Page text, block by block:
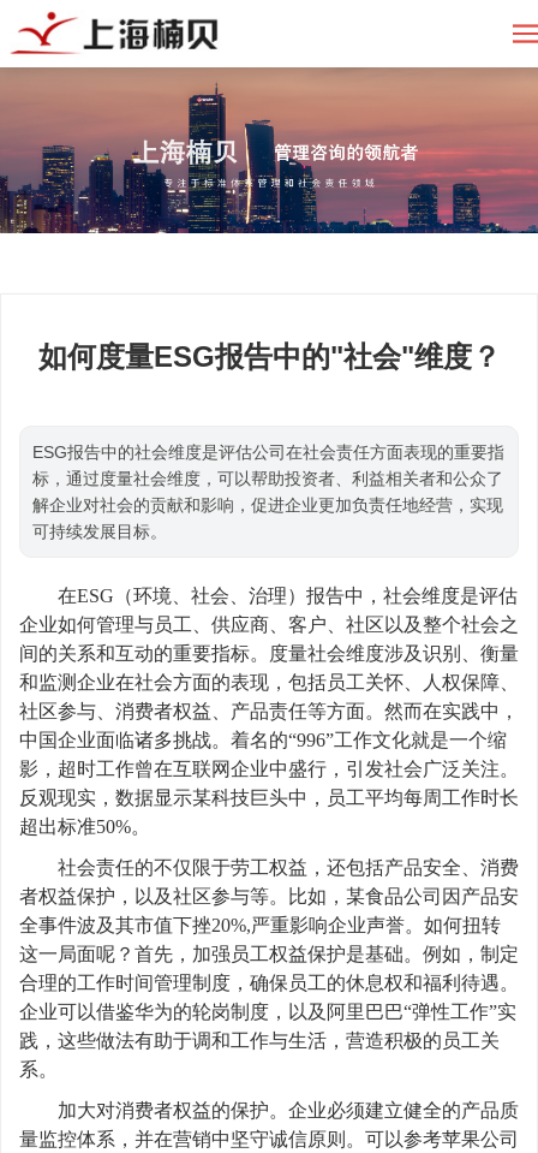
如何度量ESG报告中的"社会"维度？
ESG报告中的社会维度是评估公司在社会责任方面表现的重要指
标，通过度量社会维度，可以帮助投资者、利益相关者和公众了
解企业对社会的贡献和影响，促进企业更加负责任地经营，实现
可持续发展目标。
在ESG（环境、社会、治理）报告中，社会维度是评估
企业如何管理与员工、供应商、客户、社区以及整个社会之
间的关系和互动的重要指标。度量社会维度涉及识别、衡量
和监测企业在社会方面的表现，包括员工关怀、人权保障、
社区参与、消费者权益、产品责任等方面。然而在实践中，
中国企业面临诸多挑战。着名的“996”工作文化就是一个缩
影，超时工作曾在互联网企业中盛行，引发社会广泛关注。
反观现实，数据显示某科技巨头中，员工平均每周工作时长
超出标准50%。
社会责任的不仅限于劳工权益，还包括产品安全、消费
者权益保护，以及社区参与等。比如，某食品公司因产品安
全事件波及其市值下挫20%,严重影响企业声誉。如何扭转
这一局面呢？首先，加强员工权益保护是基础。例如，制定
合理的工作时间管理制度，确保员工的休息权和福利待遇。
企业可以借鉴华为的轮岗制度，以及阿里巴巴“弹性工作”实
践，这些做法有助于调和工作与生活，营造积极的员工关
系。
加大对消费者权益的保护。企业必须建立健全的产品质
量监控体系，并在营销中坚守诚信原则。可以参考苹果公司